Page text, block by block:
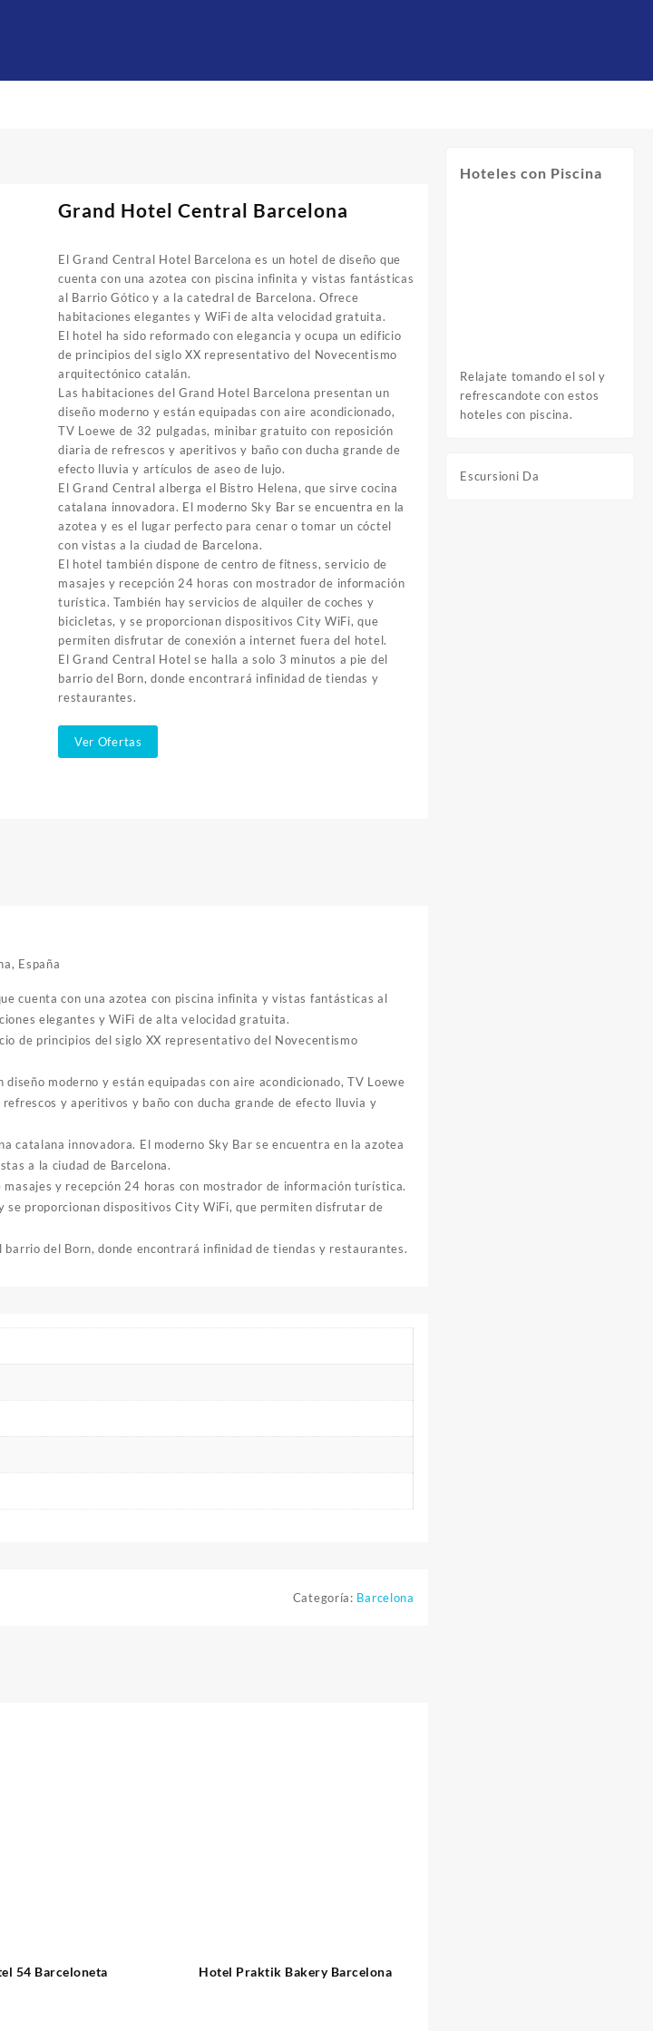
Grand Hotel Central Barcelona
El Grand Central Hotel Barcelona es un hotel de diseño que
cuenta con una azotea con piscina infinita y vistas fantásticas
al Barrio Gótico y a la catedral de Barcelona. Ofrece
habitaciones elegantes y WiFi de alta velocidad gratuita.
El hotel ha sido reformado con elegancia y ocupa un edificio
de principios del siglo XX representativo del Novecentismo
arquitectónico catalán.
Las habitaciones del Grand Hotel Barcelona presentan un
diseño moderno y están equipadas con aire acondicionado,
TV Loewe de 32 pulgadas, minibar gratuito con reposición
diaria de refrescos y aperitivos y baño con ducha grande de
efecto lluvia y artículos de aseo de lujo.
El Grand Central alberga el Bistro Helena, que sirve cocina
catalana innovadora. El moderno Sky Bar se encuentra en la
azotea y es el lugar perfecto para cenar o tomar un cóctel
con vistas a la ciudad de Barcelona.
El hotel también dispone de centro de fitness, servicio de
masajes y recepción 24 horas con mostrador de información
turística. También hay servicios de alquiler de coches y
bicicletas, y se proporcionan dispositivos City WiFi, que
permiten disfrutar de conexión a internet fuera del hotel.
El Grand Central Hotel se halla a solo 3 minutos a pie del
barrio del Born, donde encontrará infinidad de tiendas y
restaurantes.
Ver Ofertas
España
cuenta con una azotea con piscina infinita y vistas fantásticas al
elegantes y WiFi de alta velocidad gratuita.
de principios del siglo XX representativo del Novecentismo
moderno y están equipadas con aire acondicionado, TV Loewe
y aperitivos y baño con ducha grande de efecto lluvia y
catalana innovadora. El moderno Sky Bar se encuentra en la azotea
a la ciudad de Barcelona.
y recepción 24 horas con mostrador de información turística.
se proporcionan dispositivos City WiFi, que permiten disfrutar de
del Born, donde encontrará infinidad de tiendas y restaurantes.
Categoría: Barcelona
54 Barceloneta Hotel Praktik Bakery Barcelona
Hoteles con Piscina
Relajate tomando el sol y
refrescandote con estos
hoteles con piscina.
Escursioni Da